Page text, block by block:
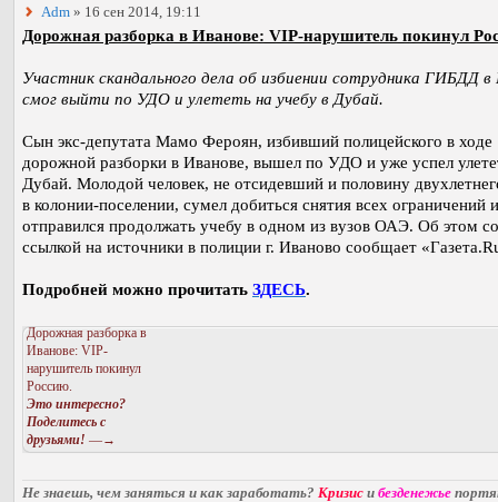
Adm » 16 сен 2014, 19:11
Дорожная разборка в Иванове: VIP-нарушитель покинул
Участник скандального дела об избиении сотрудника ГИБДД в
смог выйти по УДО и улететь на учебу в Дубай.
Сын экс-депутата Мамо Фероян, избивший полицейского в ходе
дорожной разборки в Иванове, вышел по УДО и уже успел
Дубай. Молодой человек, не отсидевший и половину
в колонии-поселении, сумел добиться снятия всех ограничений и
отправился продолжать учебу в одном из вузов ОАЭ. Об этом со
ссылкой на источники в полиции г. Иваново сообщает
Подробней можно прочитать ЗДЕСЬ.
Дорожная разборка в
Иванове: VIP-
нарушитель покинул
Россию.
Это интересно?
Поделитесь с
друзьями! —→
Не знаешь, чем заняться и как заработать? Кризис и безденежье